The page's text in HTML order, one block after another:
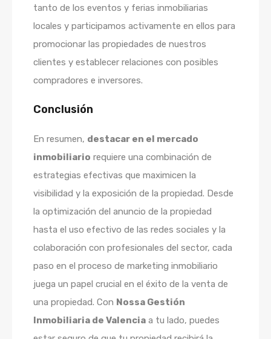
tanto de los eventos y ferias inmobiliarias
locales y participamos activamente en ellos para
promocionar las propiedades de nuestros
clientes y establecer relaciones con posibles
compradores e inversores.
Conclusión
En resumen, destacar en el mercado
inmobiliario requiere una combinación de
estrategias efectivas que maximicen la
visibilidad y la exposición de la propiedad. Desde
la optimización del anuncio de la propiedad
hasta el uso efectivo de las redes sociales y la
colaboración con profesionales del sector, cada
paso en el proceso de marketing inmobiliario
juega un papel crucial en el éxito de la venta de
una propiedad. Con Nossa Gestión
Inmobiliaria de Valencia a tu lado, puedes